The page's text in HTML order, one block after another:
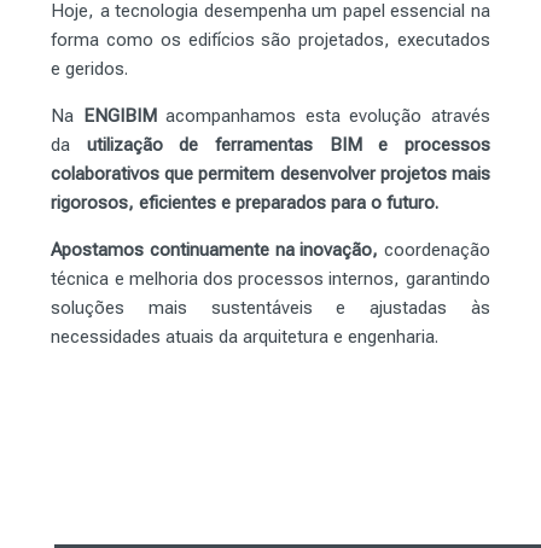
Hoje, a tecnologia desempenha um papel essencial na
forma como os edifícios são projetados, executados
e geridos.
Na ENGIBIM acompanhamos esta evolução através
da utilização de ferramentas BIM e processos
colaborativos que permitem desenvolver projetos mais
rigorosos, eficientes e preparados para o futuro.
Apostamos continuamente na inovação, coordenação
técnica e melhoria dos processos internos, garantindo
soluções mais sustentáveis e ajustadas às
necessidades atuais da arquitetura e engenharia.